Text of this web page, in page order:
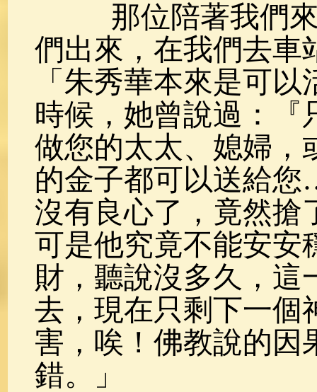
那位陪著我們來
們出來，在我們去車
「朱秀華本來是可
時候，她曾說過：『
做您的太太、媳婦，
的金子都可以送給
沒有良心了，竟然搶
可是他究竟不能安安
財，聽說沒多久，這
去，現在只剩下一個
害，唉！佛教說的因
錯。」